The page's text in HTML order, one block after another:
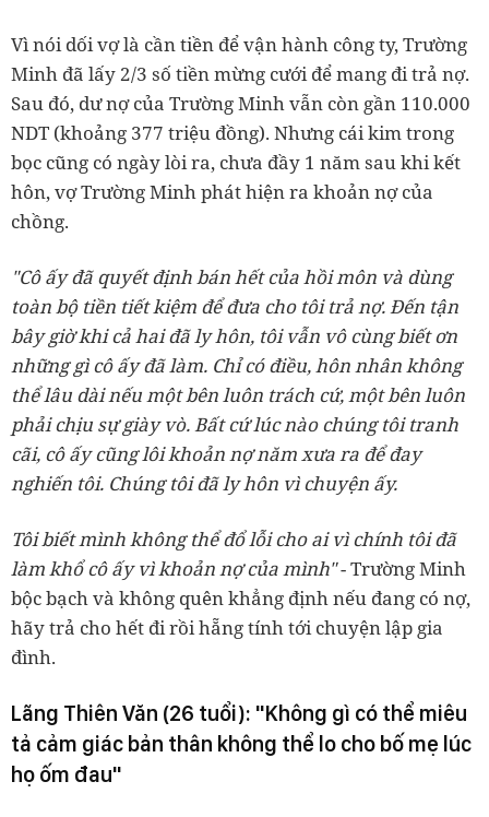
Vì nói dối vợ là cần tiền để vận hành công ty, Trường
Minh đã lấy 2/3 số tiền mừng cưới để mang đi trả nợ.
Sau đó, dư nợ của Trường Minh vẫn còn gần 110.000
NDT (khoảng 377 triệu đồng). Nhưng cái kim trong
bọc cũng có ngày lòi ra, chưa đầy 1 năm sau khi kết
hôn, vợ Trường Minh phát hiện ra khoản nợ của
chồng.
"Cô ấy đã quyết định bán hết của hồi môn và dùng
toàn bộ tiền tiết kiệm để đưa cho tôi trả nợ. Đến tận
bây giờ khi cả hai đã ly hôn, tôi vẫn vô cùng biết ơn
những gì cô ấy đã làm. Chỉ có điều, hôn nhân không
thể lâu dài nếu một bên luôn trách cứ, một bên luôn
phải chịu sự giày vò. Bất cứ lúc nào chúng tôi tranh
cãi, cô ấy cũng lôi khoản nợ năm xưa ra để đay
nghiến tôi. Chúng tôi đã ly hôn vì chuyện ấy.
Tôi biết mình không thể đổ lỗi cho ai vì chính tôi đã
làm khổ cô ấy vì khoản nợ của mình"- Trường Minh
bộc bạch và không quên khẳng định nếu đang có nợ,
hãy trả cho hết đi rồi hẵng tính tới chuyện lập gia
đình.
Lãng Thiên Văn (26 tuổi): "Không gì có thể miêu
tả cảm giác bản thân không thể lo cho bố mẹ lúc
họ ốm đau"